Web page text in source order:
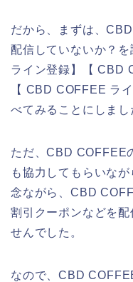
だから、まずは、
配信していないか？
ライン登録】【 CBD
【 CBD COFFEE ラ
べてみることにしまし
ただ、CBD COFFEE
も協力してもらいな
念ながら、CBD
割引クーポンなどを
せんでした。
なので、CBD